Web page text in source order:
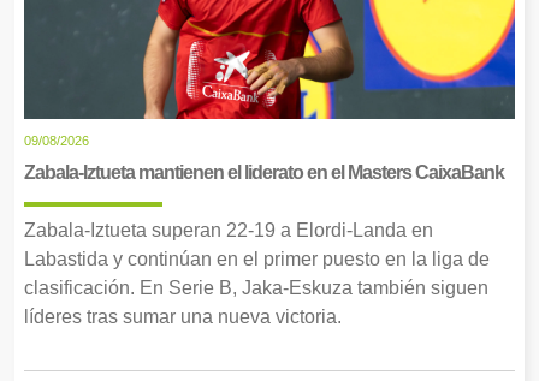
09/08/2026
Zabala-Iztueta mantienen el liderato en el Masters CaixaBank
Zabala-Iztueta superan 22-19 a Elordi-Landa en
Labastida y continúan en el primer puesto en la liga de
clasificación. En Serie B, Jaka-Eskuza también siguen
líderes tras sumar una nueva victoria.